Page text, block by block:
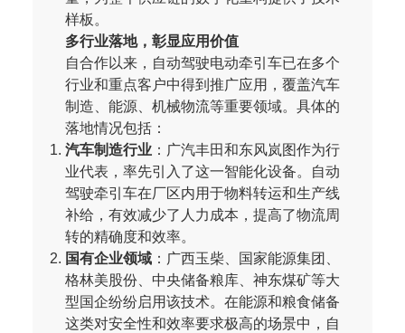
样板。
多行业落地，彰显应用价值
自合作以来，自动驾驶电动牵引车已在多个
行业和重点客户中得到推广应用，覆盖汽车
制造、能源、机械物流等重要领域。具体的
落地情况包括：
汽车制造行业：广汽丰田和东风岚图作为行
业代表，率先引入了这一智能化设备。自动
驾驶牵引车在厂区内用于物料转运和生产线
补给，有效减少了人力成本，提高了物流周
转的精确度和效率。
国有企业领域：广西玉柴、国家能源集团、
格林美股份、中央储备粮库、神东煤矿等大
型国企纷纷启用该技术。在能源和粮食储备
这类对安全性和效率要求极高的场景中，自